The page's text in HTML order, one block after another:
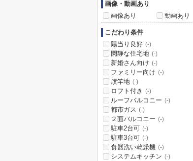
画像・動画あり
画像あり
動画あり
こだわり条件
陽当り良好 (-)
閑静な住宅地 (-)
新婚さん向け (-)
ファミリー向け (-)
旗竿地 (-)
ロフト付き (-)
ルーフバルコニー (-)
都市ガス (-)
２面バルコニー (-)
駐車2台可 (-)
駐車3台可 (-)
食器洗い乾燥機 (-)
システムキッチン (-)